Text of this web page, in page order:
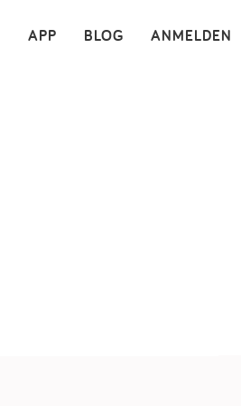
ANMELDEN
BLOG
APP ×